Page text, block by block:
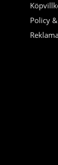
Policy